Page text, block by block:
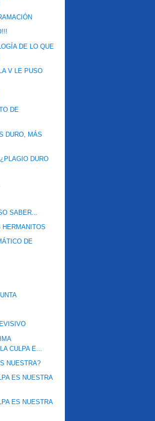
DE LO QUE
V LE PUSO
DE
DURO, MÁS
DURO
SABER...
HERMANITOS
DE
CULPA E...
NUESTRA?
ES NUESTRA
ES NUESTRA